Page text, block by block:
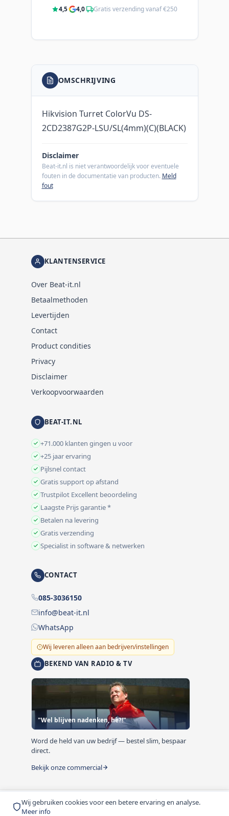
Wij gebruiken cookies voor een betere ervaring en analyse.
Meer info
4,5· 4,0· Gratis verzending vanaf €250
OMSCHRIJVING
Hikvision Turret ColorVu DS-
2CD2387G2P-LSU/SL(4mm)(C)(BLACK)
Disclaimer
Beat-it.nl is niet verantwoordelijk voor eventuele
fouten in de documentatie van producten. Meld
fout
KLANTENSERVICE
Over Beat-it.nl
Betaalmethoden
Levertijden
Contact
Product condities
Privacy
Disclaimer
Verkoopvoorwaarden
BEAT-IT.NL
+71.000 klanten gingen u voor
+25 jaar ervaring
Pijlsnel contact
Gratis support op afstand
Trustpilot Excellent beoordeling
Laagste Prijs garantie *
Betalen na levering
Gratis verzending
Specialist in software & netwerken
CONTACT
085-3036150
info@beat-it.nl
WhatsApp
Wij leveren alleen aan bedrijven/instellingen
BEKEND VAN RADIO & TV
"Wel blijven nadenken, hè?!"
Word de held van uw bedrijf — bestel slim, bespaar
direct.
Bekijk onze commercial
© 1999-2026 Beat-it.nl. Vermelde prijzen zijn excl. BTW